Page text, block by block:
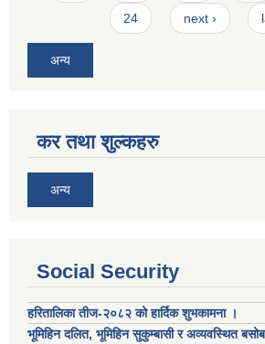
24 next ›
अन्य
कर तथा शुल्कहरु
अन्य
Social Security
हरितालिका तीज-२०८२ को हार्दिक शुभकामना ।
भूमिहिन दलित, भूमिहिन सुकुम्बासी र अव्यवस्थित